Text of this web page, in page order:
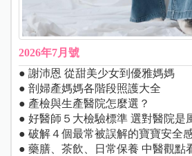
2026年7月號
● 謝沛恩 從甜美少女到優雅媽媽
● 剖婦產媽媽各階段照護大全
● 產檢與生產醫院怎麼選？
● 好醫師５大檢驗標準 選對醫院是
● 破解４個最常被誤解的寶寶安全
● 藥膳、茶飲、日常保養 中醫觀點